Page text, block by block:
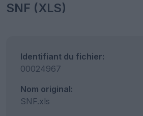
SNF (XLS)
Identifiant du fichier:
00024967
Nom original:
SNF.xls